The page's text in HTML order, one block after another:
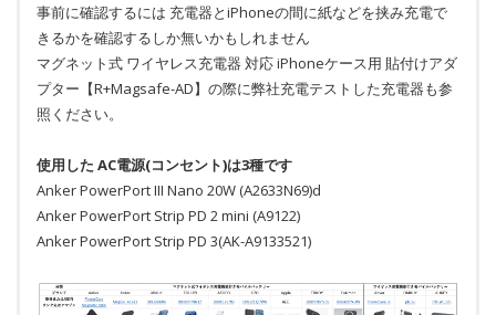
事前に確認するには 充電器とiPhoneの間に紙などを挟み充電で
きるかを確認するしか無いかもしれません
マグネット式 ワイヤレス充電器 対応 iPhoneケース用 貼付けアダ
プター【R+Magsafe-AD】の際に弊社充電テストした充電器も参
照ください。
使用した AC電源(コンセント)は3種です
Anker PowerPort III Nano 20W (A2633N69)d
Anker PowerPort Strip PD 2 mini (A9122)
Anker PowerPort Strip PD 3(AK-A9133521)